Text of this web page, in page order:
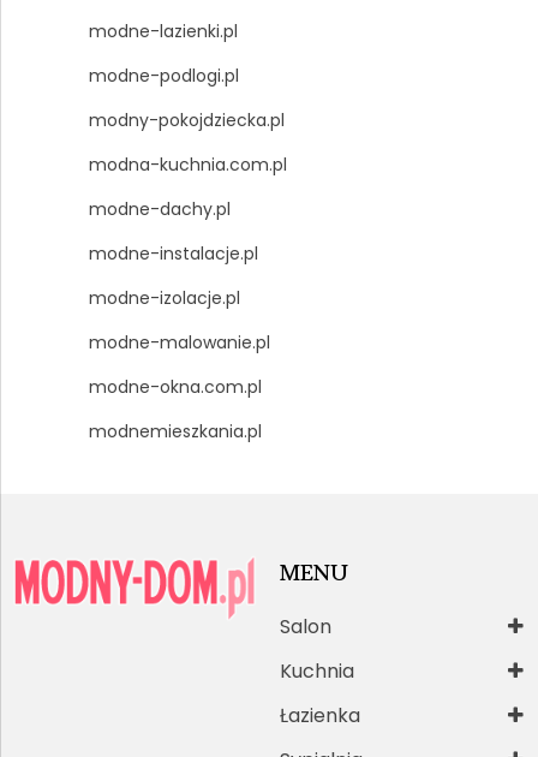
modne-lazienki.pl
modne-podlogi.pl
modny-pokojdziecka.pl
modna-kuchnia.com.pl
modne-dachy.pl
modne-instalacje.pl
modne-izolacje.pl
modne-malowanie.pl
modne-okna.com.pl
modnemieszkania.pl
MENU
Salon
Kuchnia
Łazienka